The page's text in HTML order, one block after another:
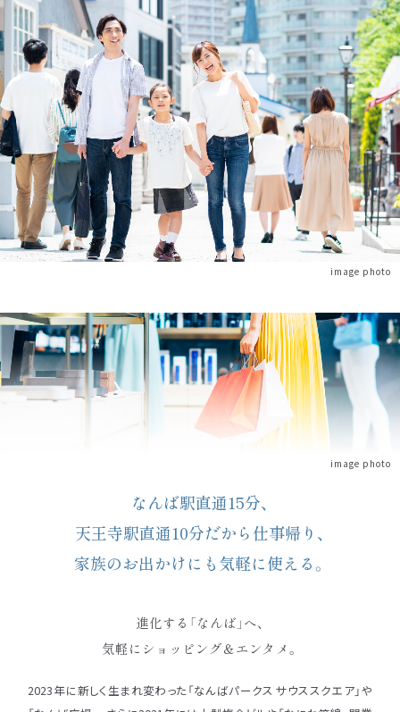
image photo
image photo
なんば駅直通15分、
天王寺駅直通10分だから仕事帰り、
家族のお出かけにも気軽に使える。
進化する「なんば」へ、
気軽にショッピング＆エンタメ。
2023年に新しく生まれ変わった「なんばパークス サウススクエア」や